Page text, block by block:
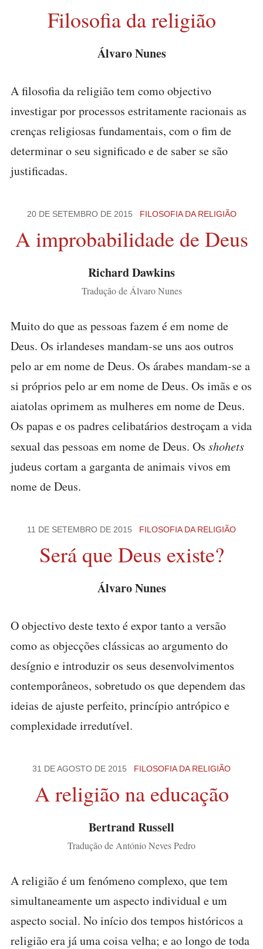
Filosofia da religião
Álvaro Nunes
A filosofia da religião tem como objectivo
investigar por processos estritamente racionais as
crenças religiosas fundamentais, com o fim de
determinar o seu significado e de saber se são
justificadas.
20 DE SETEMBRO DE 2015 FILOSOFIA DA RELIGIÃO
A improbabilidade de Deus
Richard Dawkins
Tradução de Álvaro Nunes
Muito do que as pessoas fazem é em nome de
Deus. Os irlandeses mandam-se uns aos outros
pelo ar em nome de Deus. Os árabes mandam-se a
si próprios pelo ar em nome de Deus. Os imãs e os
aiatolas oprimem as mulheres em nome de Deus.
Os papas e os padres celibatários destroçam a vida
sexual das pessoas em nome de Deus. Os shohets
judeus cortam a garganta de animais vivos em
nome de Deus.
11 DE SETEMBRO DE 2015 FILOSOFIA DA RELIGIÃO
Será que Deus existe?
Álvaro Nunes
O objectivo deste texto é expor tanto a versão
como as objecções clássicas ao argumento do
desígnio e introduzir os seus desenvolvimentos
contemporâneos, sobretudo os que dependem das
ideias de ajuste perfeito, princípio antrópico e
complexidade irredutível.
31 DE AGOSTO DE 2015 FILOSOFIA DA RELIGIÃO
A religião na educação
Bertrand Russell
Tradução de António Neves Pedro
A religião é um fenómeno complexo, que tem
simultaneamente um aspecto individual e um
aspecto social. No início dos tempos históricos a
religião era já uma coisa velha; e ao longo de toda